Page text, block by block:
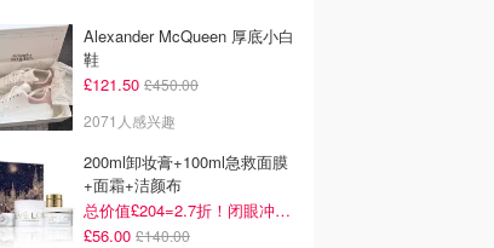
Alexander McQueen 厚底小白
鞋
£121.50 £450.00
2071人感兴趣
200ml卸妆膏+100ml急救面膜
+面霜+洁颜布
总价值£204=2.7折！闭眼冲这套！
£56.00 £140.00